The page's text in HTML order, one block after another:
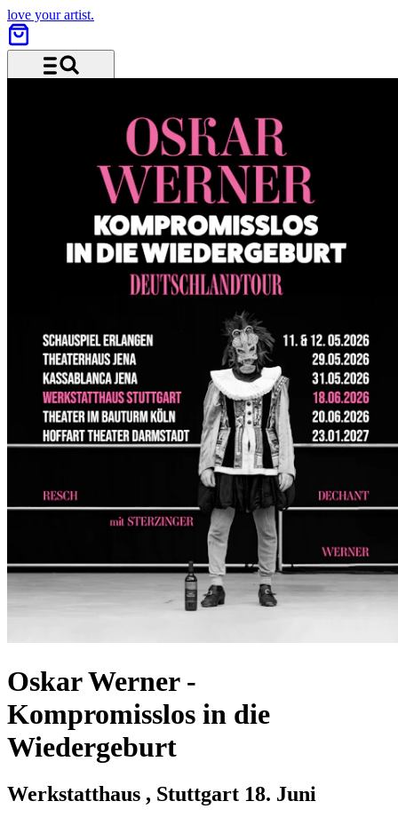
love your artist.
Oskar Werner -
Kompromisslos in die
Wiedergeburt
Werkstatthaus , Stuttgart 18. Juni